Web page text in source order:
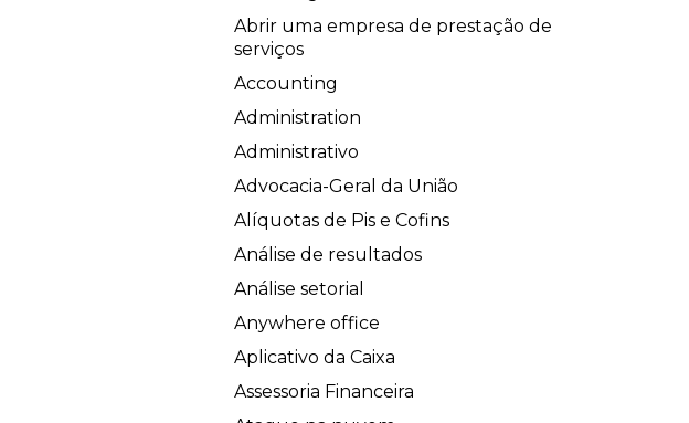
Abrir uma empresa de prestação de
serviços
Accounting
Administration
Administrativo
Advocacia-Geral da União
Alíquotas de Pis e Cofins
Análise de resultados
Análise setorial
Anywhere office
Aplicativo da Caixa
Assessoria Financeira